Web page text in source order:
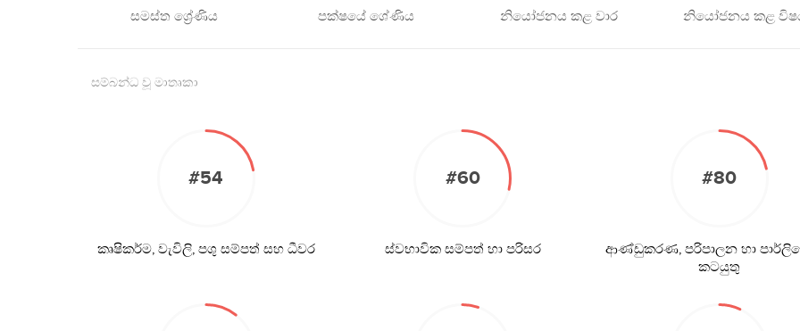
සමස්ත ශ්‍රේණිය පක්ෂයේ ශේණිය නියෝජනය කළ වාර නියෝජනය කළ
සම්බන්ධ වූ මාතෘකා
#54
කෘෂිකර්ම, වැවිලි, පශු සම්පත් සහ ධීවර
#60
ස්වභාවික සම්පත් හා පරිසර
#80
ආණ්ඩුකරණ, පරිපාලන හා
කටයුතු